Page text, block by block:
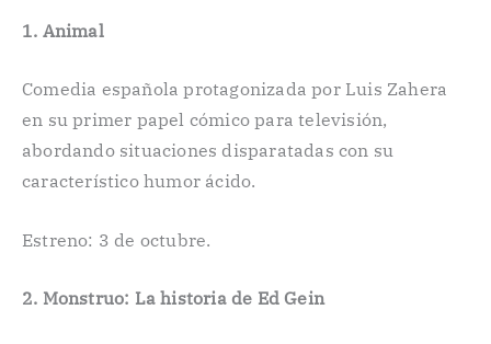
1. Animal
Comedia española protagonizada por Luis Zahera
en su primer papel cómico para televisión,
abordando situaciones disparatadas con su
característico humor ácido.
Estreno: 3 de octubre.
2. Monstruo: La historia de Ed Gein